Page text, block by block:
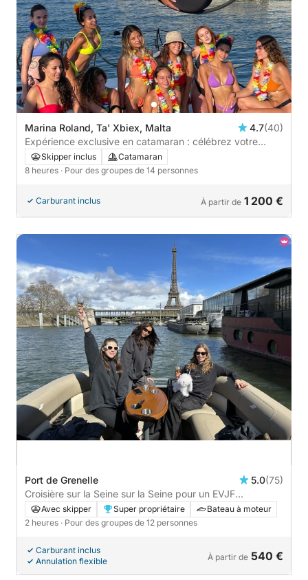
Marina Roland, Ta' Xbiex, Malta 4.7(40)
Expérience exclusive en catamaran : célébrez votre
occasion spéciale en mer
Skipper inclus
Catamaran
8 heures · Pour des groupes de 14 personnes
Carburant inclus À partir de 1 200 €
Port de Grenelle 5.0(75)
Croisière sur la Seine sur la Seine pour un EVJF
d'exception - 2h
Avec skipper Super propriétaire
Bateau à moteur
2 heures · Pour des groupes de 12 personnes
Carburant inclus
Annulation flexible
À partir de 540 €